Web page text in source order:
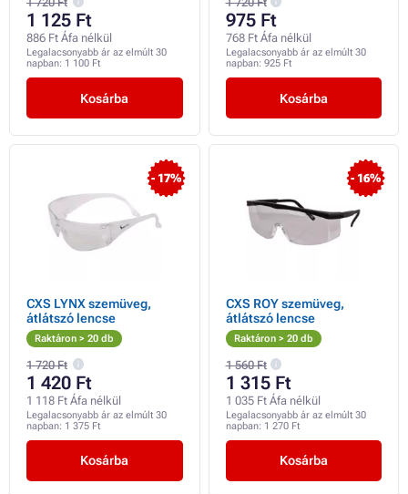
1 125 Ft
886 Ft Áfa nélkül
Legalacsonyabb ár az elmúlt 30
napban: 1 100 Ft
Kosárba
975 Ft
768 Ft Áfa nélkül
Legalacsonyabb ár az elmúlt 30
napban: 925 Ft
Kosárba
- 17%
CXS LYNX szemüveg,
átlátszó lencse
Raktáron > 20 db
1 720 Ft
1 420 Ft
1 118 Ft Áfa nélkül
Legalacsonyabb ár az elmúlt 30
napban: 1 375 Ft
Kosárba
- 16%
CXS ROY szemüveg,
átlátszó lencse
Raktáron > 20 db
1 560 Ft
1 315 Ft
1 035 Ft Áfa nélkül
Legalacsonyabb ár az elmúlt 30
napban: 1 270 Ft
Kosárba